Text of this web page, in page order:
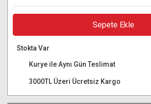
Sepete Ekle
Stokta Var
Kurye ile Aynı Gün Teslimat
3000TL Üzeri Ücretsiz Kargo